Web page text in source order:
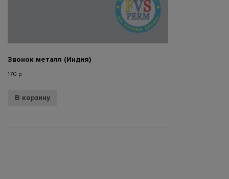
Звонок металл (Индия)
170 р
В корзину